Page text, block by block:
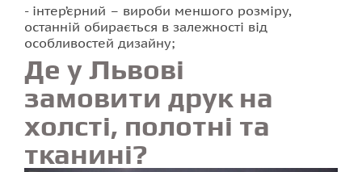
інтер’єрний – вироби меншого розміру,
останній обирається в залежності від
особливостей дизайну;
Де у Львові
замовити друк на
холсті, полотні та
тканині?